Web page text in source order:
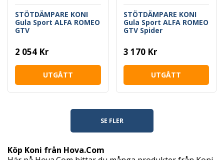
STÖTDÄMPARE KONI
Gula Sport ALFA ROMEO
GTV
2 054 Kr
UTGÅTT
STÖTDÄMPARE KONI
Gula Sport ALFA ROMEO
GTV Spider
3 170 Kr
UTGÅTT
SE FLER
Köp Koni från Hova.Com